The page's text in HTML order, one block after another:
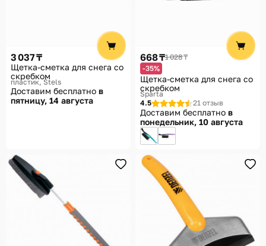
3 037 ₸
Щетка-сметка для снега со
скребком
пластик Stels
Доставим бесплатно в
пятницу, 14 августа
668 ₸1 028 ₸
-35%
Щетка-сметка для снега со
скребком
Sparta
4.5
21 отзыв
Доставим бесплатно в
понедельник, 10 августа